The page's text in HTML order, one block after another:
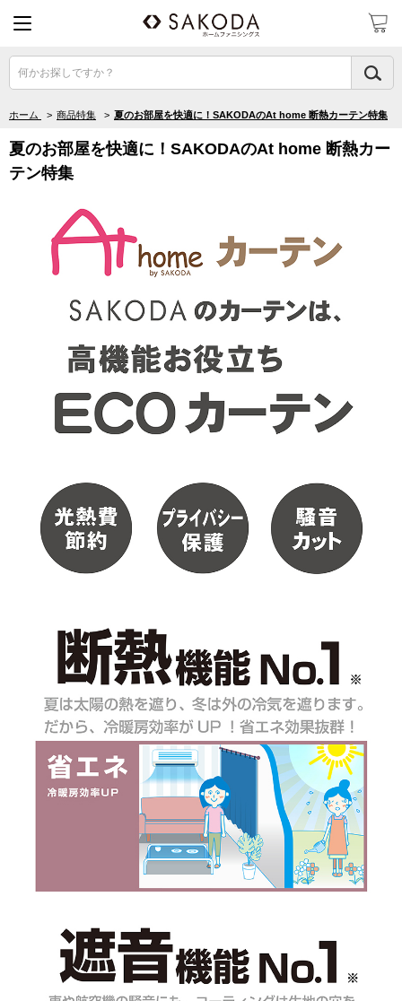
何かお探しですか？
ホーム > 商品特集 > 夏のお部屋を快適に！SAKODAのAt home 断熱カーテン特集
夏のお部屋を快適に！SAKODAのAt home 断熱カー
テン特集